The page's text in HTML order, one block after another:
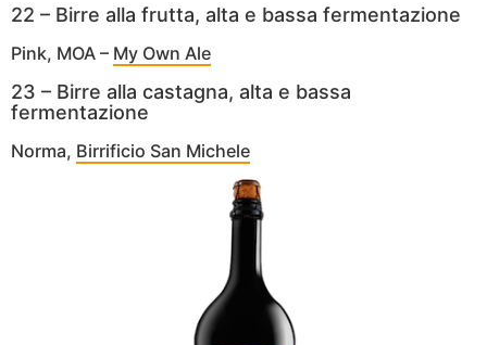
22 – Birre alla frutta, alta e bassa fermentazione
Pink, MOA – My Own Ale
23 – Birre alla castagna, alta e bassa
fermentazione
Norma, Birrificio San Michele